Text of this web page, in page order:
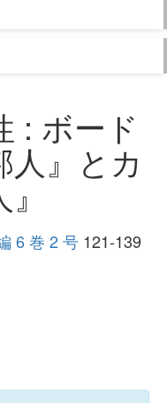
: ボード
人』とカ
6 巻 2 号 121-139